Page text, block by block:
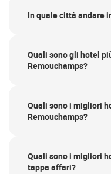
In quale città andare
Quali sono gli hotel
Remouchamps?
Quali sono i migliori
Remouchamps?
Quali sono i migliori
tappa affari?